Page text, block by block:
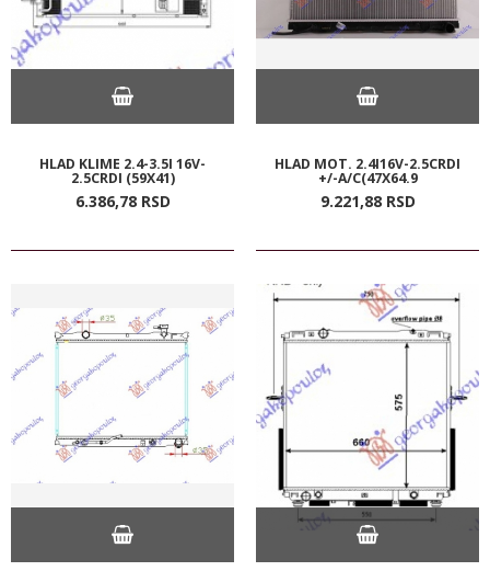
HLAD KLIME 2.4-3.5I 16V-
2.5CRDI (59X41)
6.386,78 RSD
HLAD MOT. 2.4I16V-2.5CRDI
+/-A/C(47X64.9
9.221,88 RSD